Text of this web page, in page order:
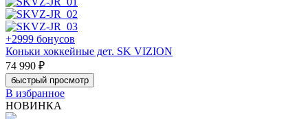
+2999 бонусов
Коньки хоккейные дет. SK VIZION
74 990 ₽
быстрый просмотр
В избранное
НОВИНКА